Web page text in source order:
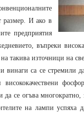
размер. И ако в
предприятия
въпреки
такива източници на
винаги са се стремили
висококачествени
се огъва
на лампи успяха